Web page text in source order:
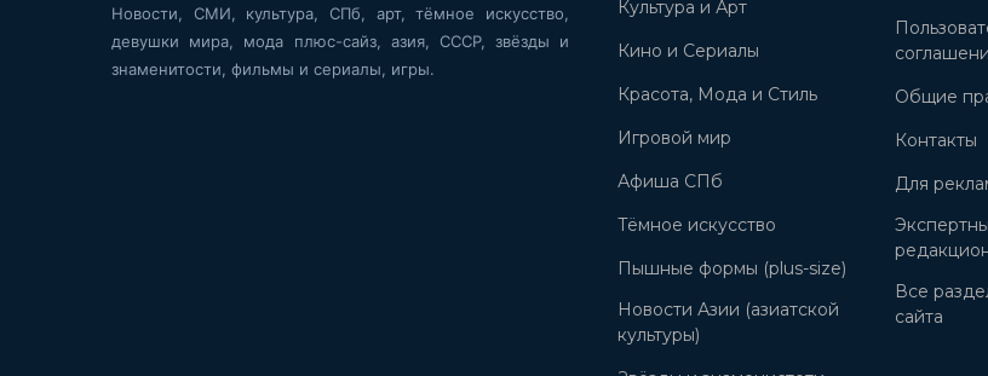
Новости, СМИ, культура, СПб, арт, тёмное искусство,
девушки мира, мода плюс-сайз, азия, СССР, звёзды и
знаменитости, фильмы и сериалы, игры.
Культура и Арт
Кино и Сериалы
Красота, Мода и Стиль
Игровой мир
Афиша СПб
Тёмное искусство
Пышные формы (plus-size)
Новости Азии (азиатской
культуры)
Общие
Контакты
Для
Все
сайта